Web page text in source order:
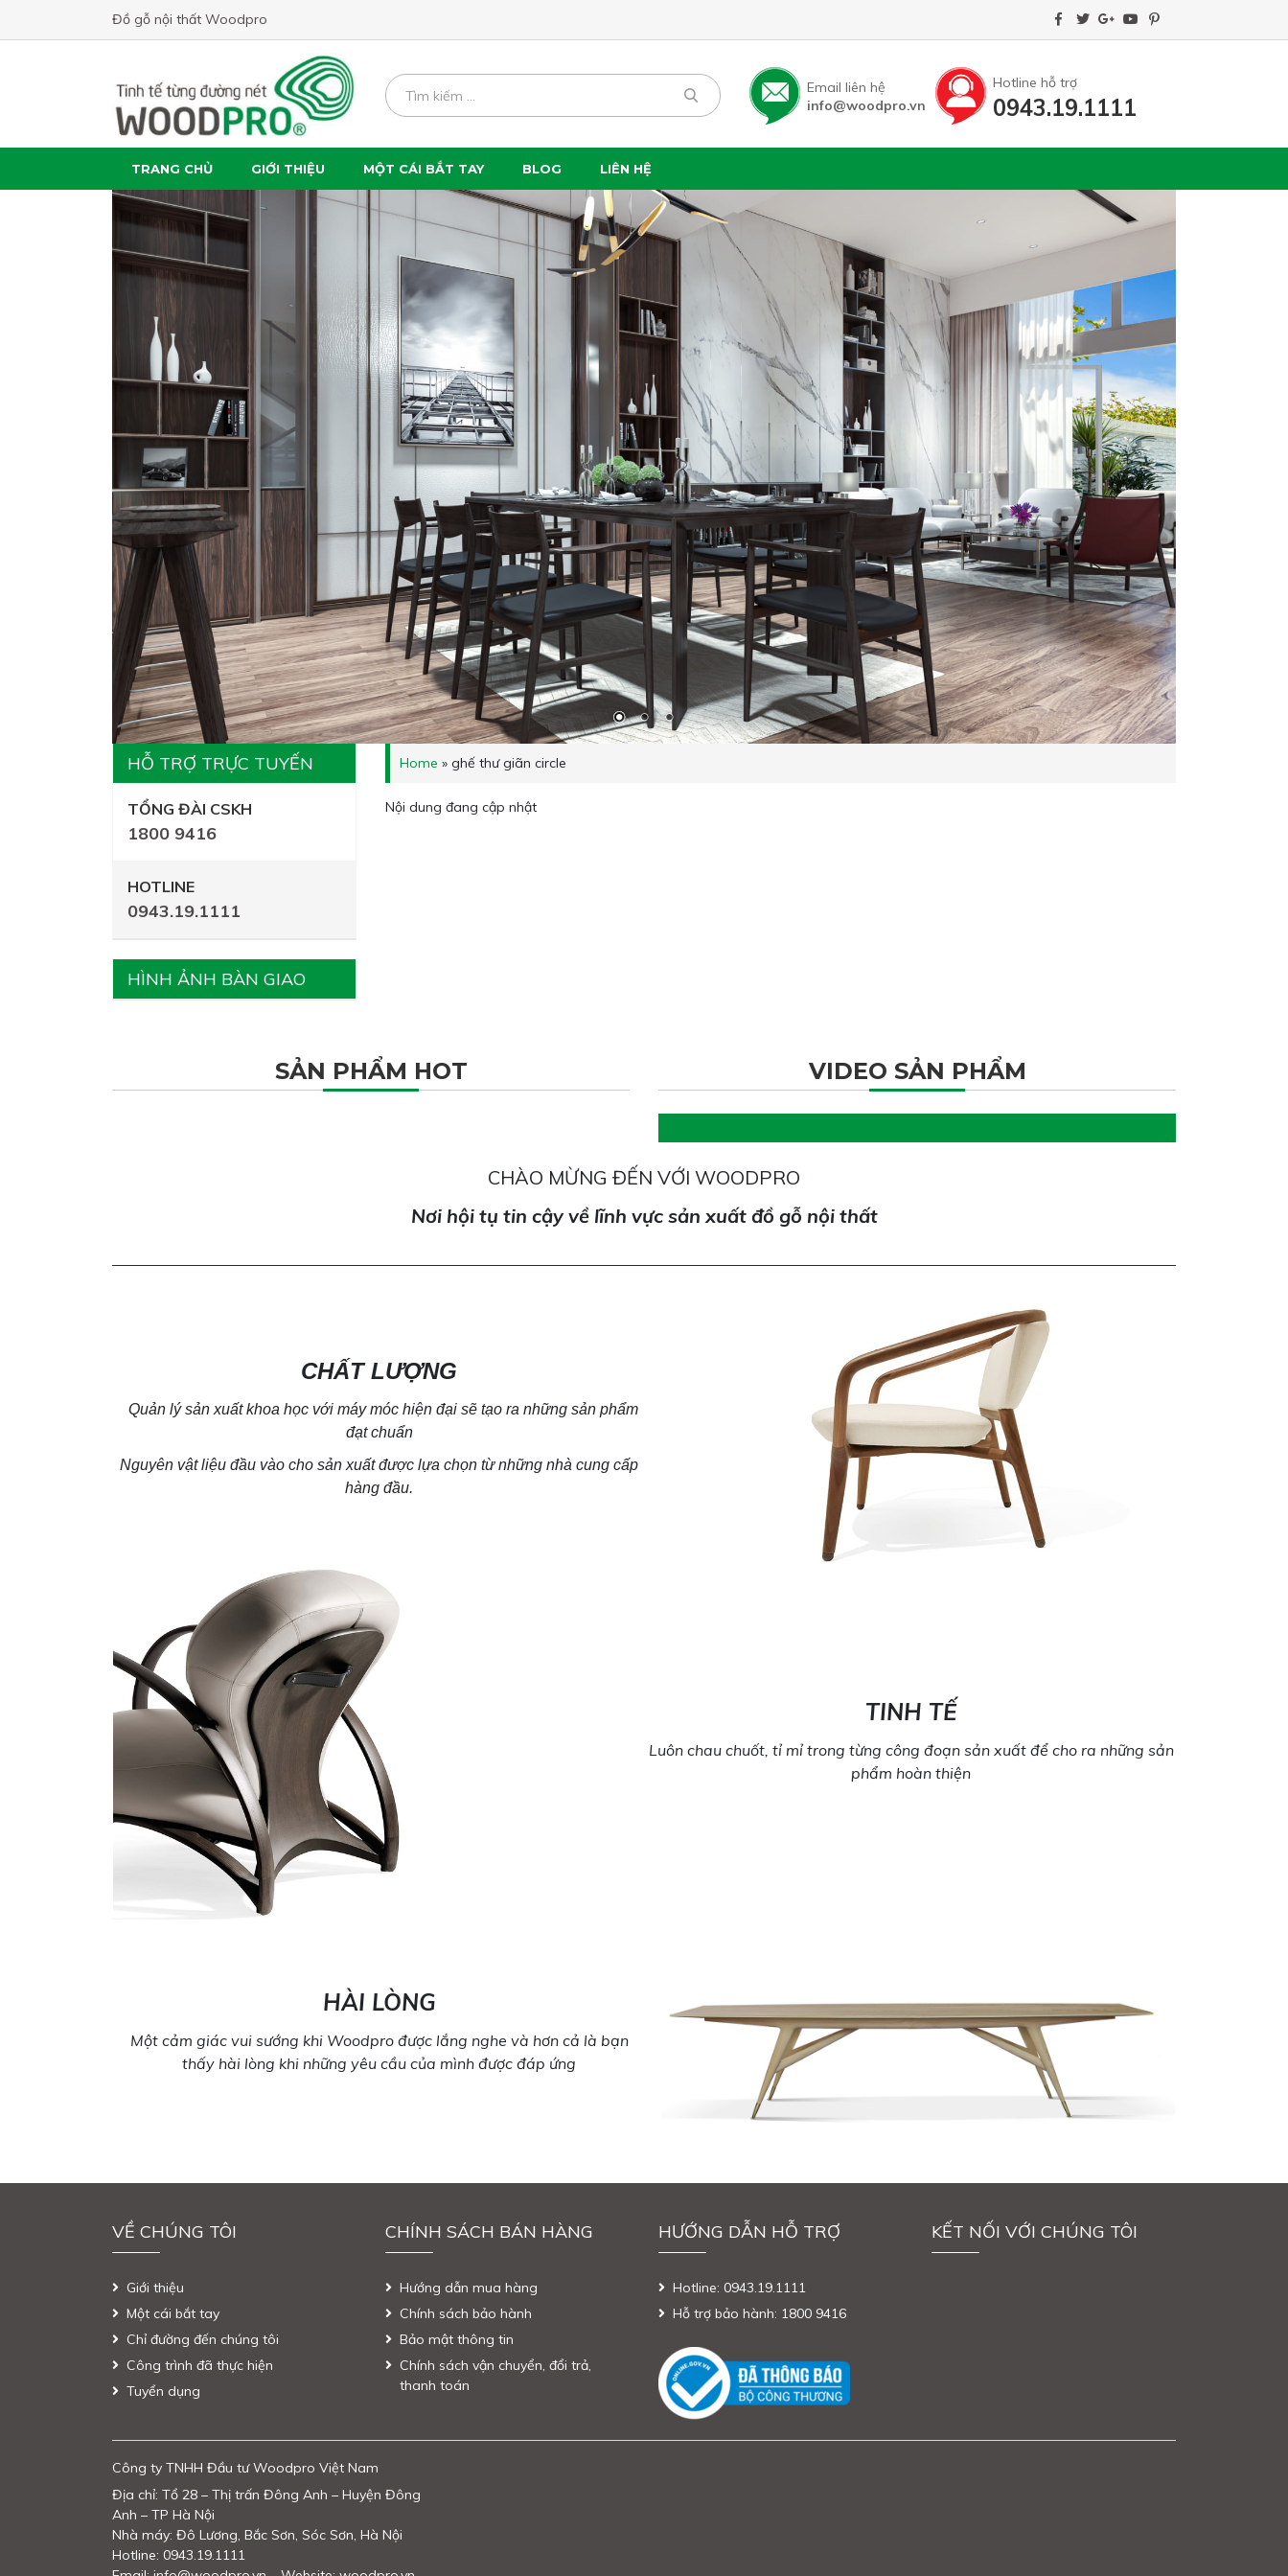
Đồ gỗ nội thất Woodpro
Email liên hệ
info@woodpro.vn
Hotline hỗ trợ
0943.19.1111
TRANG CHỦ GIỚI THIỆU MỘT CÁI BẮT TAY BLOG LIÊN HỆ
Home » ghế thư giãn circle
Nội dung đang cập nhật
HỖ TRỢ TRỰC TUYẾN
TỔNG ĐÀI CSKH
1800 9416
HOTLINE
0943.19.1111
HÌNH ẢNH BÀN GIAO
SẢN PHẨM HOT VIDEO SẢN PHẨM
CHÀO MỪNG ĐẾN VỚI WOODPRO
Nơi hội tụ tin cậy về lĩnh vực sản xuất đồ gỗ nội thất
CHẤT LƯỢNG
Quản lý sản xuất khoa học với máy móc hiện đại sẽ tạo ra những sản phẩm
đạt chuẩn
Nguyên vật liệu đầu vào cho sản xuất được lựa chọn từ những nhà cung cấp
hàng đầu.
TINH TẾ
Luôn chau chuốt, tỉ mỉ trong từng công đoạn sản xuất để cho ra những sản
phẩm hoàn thiện
HÀI LÒNG
Một cảm giác vui sướng khi Woodpro được lắng nghe và hơn cả là bạn
thấy hài lòng khi những yêu cầu của mình được đáp ứng
VỀ CHÚNG TÔI
Giới thiệu
Một cái bắt tay
Chỉ đường đến chúng tôi
Công trình đã thực hiện
Tuyển dụng
CHÍNH SÁCH BÁN HÀNG
Hướng dẫn mua hàng
Chính sách bảo hành
Bảo mật thông tin
Chính sách vận chuyển, đổi trả,
thanh toán
HƯỚNG DẪN HỖ TRỢ
Hotline: 0943.19.1111
Hỗ trợ bảo hành: 1800 9416
KẾT NỐI VỚI CHÚNG TÔI
Công ty TNHH Đầu tư Woodpro Việt Nam
Địa chỉ: Tổ 28 – Thị trấn Đông Anh – Huyện Đông
Anh – TP Hà Nội
Nhà máy: Đô Lương, Bắc Sơn, Sóc Sơn, Hà Nội
Hotline: 0943.19.1111